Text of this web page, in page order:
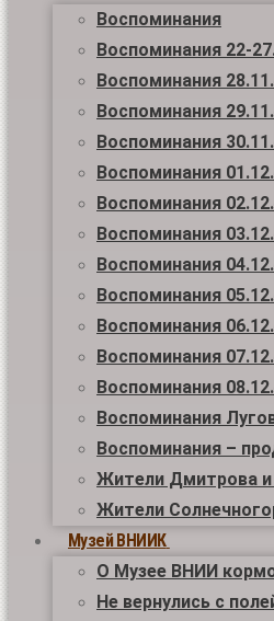
Воспоминания
Воспоминания 22-
Воспоминания
Воспоминания
Воспоминания
Воспоминания
Воспоминания
Воспоминания
Воспоминания
Воспоминания
Воспоминания
Воспоминания
Воспоминания
Воспоминания
Воспоминания –
Жители Дмитрова
Жители
Музей ВНИИК
О Музее ВНИИ
Не вернулись с